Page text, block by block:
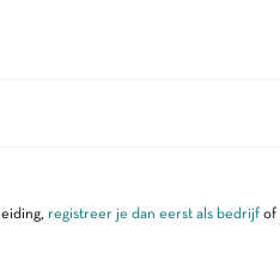
registreer je dan eerst als bedrijfof